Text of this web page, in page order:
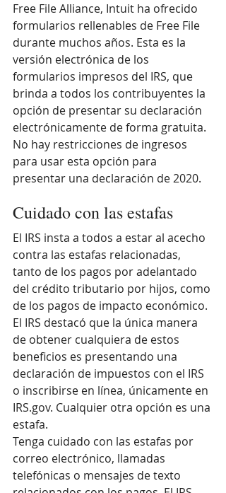
Free File Alliance, Intuit ha ofrecido
formularios rellenables de Free File
durante muchos años. Esta es la
versión electrónica de los
formularios impresos del IRS, que
brinda a todos los contribuyentes la
opción de presentar su declaración
electrónicamente de forma gratuita.
No hay restricciones de ingresos
para usar esta opción para
presentar una declaración de 2020.
Cuidado con las estafas
El IRS insta a todos a estar al acecho
contra las estafas relacionadas,
tanto de los pagos por adelantado
del crédito tributario por hijos, como
de los pagos de impacto económico.
El IRS destacó que la única manera
de obtener cualquiera de estos
beneficios es presentando una
declaración de impuestos con el IRS
o inscribirse en línea, únicamente en
IRS.gov. Cualquier otra opción es una
estafa.
Tenga cuidado con las estafas por
correo electrónico, llamadas
telefónicas o mensajes de texto